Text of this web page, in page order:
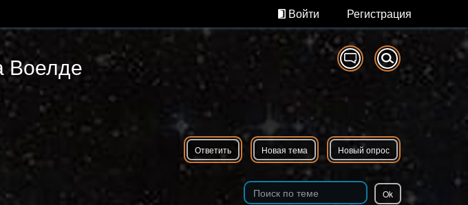
Войти Регистрация
Воелде
Ответить Новая тема Новый опрос